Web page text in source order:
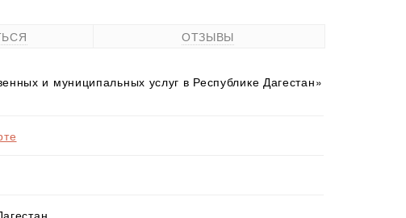
ОТЗЫВЫ
и муниципальных услуг в Республике Дагестан»